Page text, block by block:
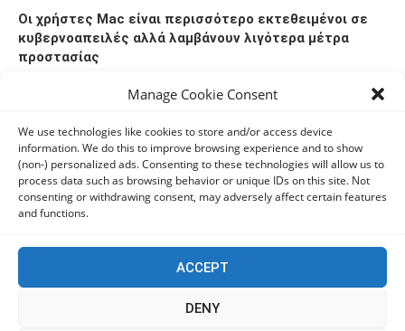
Manage Cookie Consent
We use technologies like cookies to store and/or access device
information. We do this to improve browsing experience and to show
(non-) personalized ads. Consenting to these technologies will allow us to
process data such as browsing behavior or unique IDs on this site. Not
consenting or withdrawing consent, may adversely affect certain features
and functions.
ACCEPT
DENY
Οι χρήστες Mac είναι περισσότερο εκτεθειμένοι σε
κυβερνοαπειλές αλλά λαμβάνουν λιγότερα μέτρα
προστασίας
Πόλη Χρυσοχούς: Σε εξέλιξη η ενοποίηση τεσσάρων
αρχαιολογικών χώρων (εικόνες)
06/08/2026
όσους δεν συμμορφώθηκαν για τις επικίνδυνες
06/08/2026